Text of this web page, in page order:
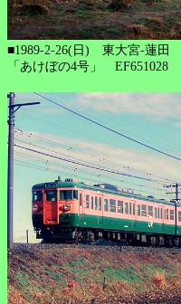
■1989-2-26(日) 東大宮-蓮田
「あけぼの4号」 EF651028